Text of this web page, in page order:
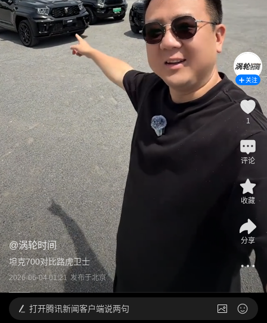
@涡轮时间
坦克700对比路虎卫士
2026-06-04 01:21 发布于北京
关注
1
评论
收藏
分享
打开腾讯新闻客户端说两句